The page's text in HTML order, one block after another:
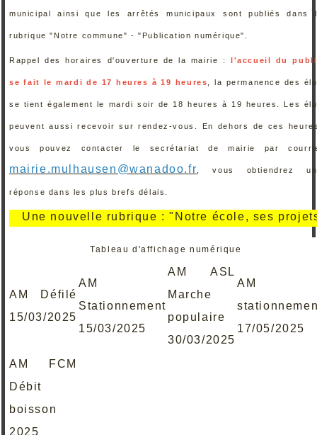
municipal ainsi que les arrêtés municipaux sont publiés dans
rubrique "Notre commune" - "Publication numérique".
Rappel des horaires d'ouverture de la mairie : l'accueil du
se fait le mardi de 17 heures à 19 heures , la permanence des
se tient également le mardi soir de 18 heures à 19 heures. Les
peuvent aussi recevoir sur rendez-vous. En dehors de ces
vous pouvez contacter le secrétariat de mairie par
mairie.mulhausen@wanadoo.fr , vous obtiendrez
réponse dans les plus brefs délais.
nouvelle rubrique : "Notre école, ses projets,
Tableau d'affichage numérique
AM Défilé
15/03/2025
AM
Stationnement
15/03/2025
AM ASL
Marche
populaire
30/03/2025
AM
17/05/2025
AM FCM
Débit
boisson
2025